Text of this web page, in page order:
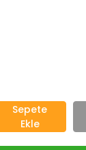
Sepete
Ekle